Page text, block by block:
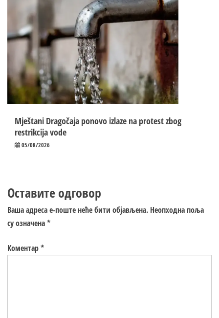
Mještani Dragočaja ponovo izlaze na protest zbog
restrikcija vode
05/08/2026
Оставите одговор
Ваша адреса е-поште неће бити објављена. Неопходна поља
су означена*
Коментар*